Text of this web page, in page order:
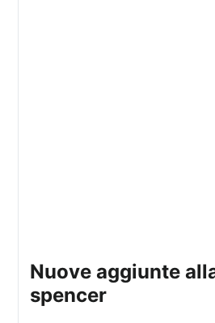
nuove aggiunte alla famiglia
spencer